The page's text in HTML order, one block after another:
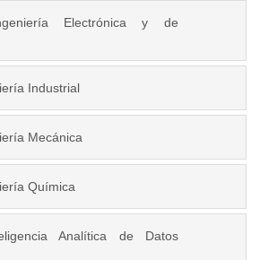
Electrónica y de
Industrial
Mecánica
Química
Analítica de Datos